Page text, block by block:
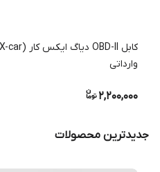
وارداتی
2,200,000
جدیدترین محصولات